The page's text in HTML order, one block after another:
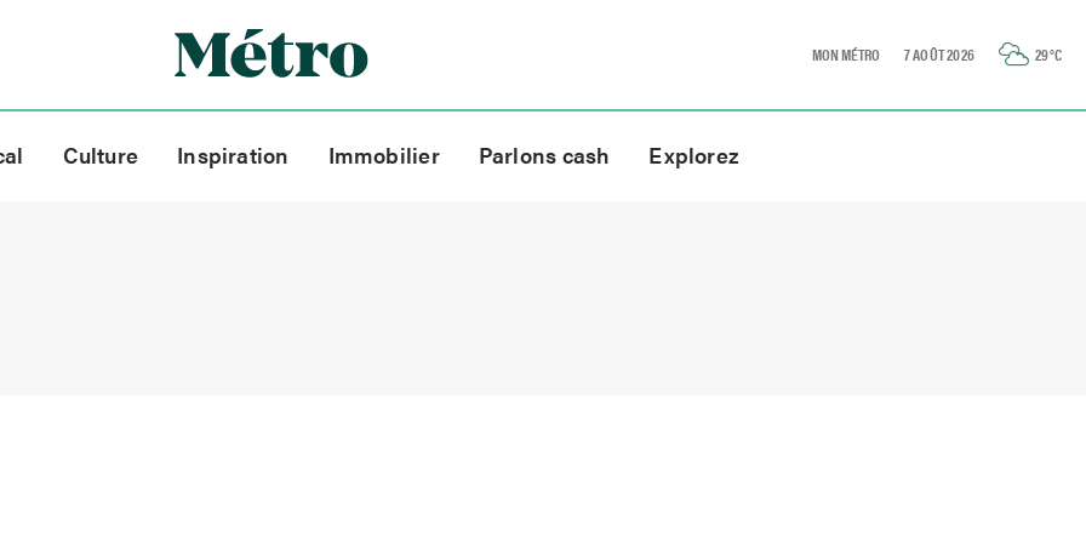
MON MÉTRO 7 AOÛT 2026 29°C
Culture Inspiration Immobilier Parlons cash Explorez